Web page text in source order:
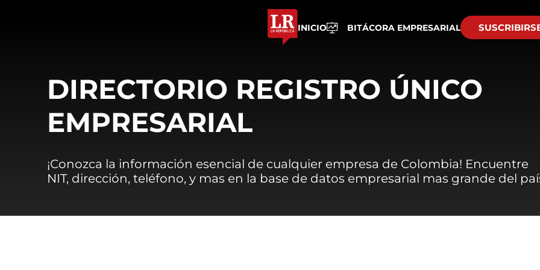
INICIO BITÁCORA EMPRESARIAL
DIRECTORIO REGISTRO ÚNICO
EMPRESARIAL
¡Conozca la información esencial de cualquier empresa de Colombia! Encuentre
NIT, dirección, teléfono, y mas en la base de datos empresarial mas grande del